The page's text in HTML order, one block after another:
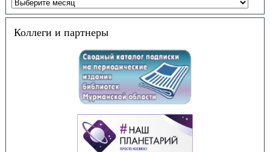
Коллеги и партнеры